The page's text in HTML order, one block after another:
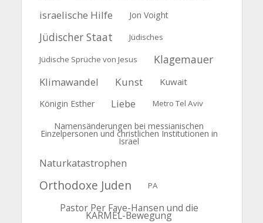
israelische Hilfe Jon Voight
Jüdischer Staat Jüdisches
Jüdische Sprüche von Jesus Klagemauer
Klimawandel Kunst Kuwait
Königin Esther Liebe Metro Tel Aviv
Namensänderungen bei messianischen
Einzelpersonen und christlichen Institutionen in
Israel
Naturkatastrophen
Orthodoxe Juden PA
Pastor Per Faye-Hansen und die
KARMEL-Bewegung